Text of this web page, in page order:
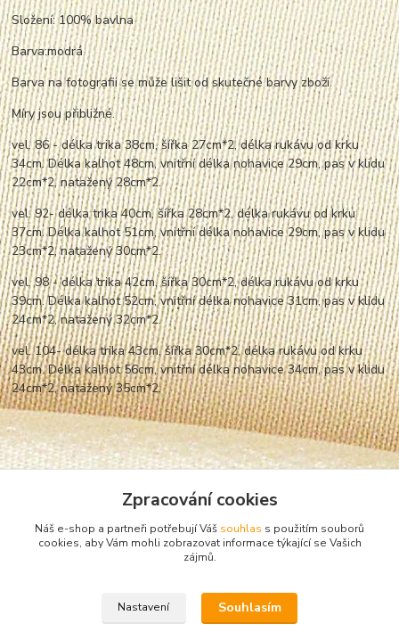
Složení: 100% bavlna
Barva:modrá
Barva na fotografii se může lišit od skutečné barvy zboží.
Míry jsou přibližné.
vel. 86 - délka trika 38cm, šířka 27cm*2, délka rukávu od krku
34cm. Délka kalhot 48cm, vnitřní délka nohavice 29cm, pas v klidu
22cm*2,natažený 28cm*2.
vel. 92- délka trika 40cm, šířka 28cm*2, délka rukávu od krku
37cm. Délka kalhot 51cm, vnitřní délka nohavice 29cm, pas v klidu
23cm*2,natažený 30cm*2.
vel. 98 - délka trika 42cm, šířka 30cm*2, délka rukávu od krku
39cm. Délka kalhot 52cm, vnitřní délka nohavice 31cm, pas v klidu
24cm*2,natažený 32cm*2.
vel. 104- délka trika 43cm, šířka 30cm*2, délka rukávu od krku
43cm. Délka kalhot 56cm, vnitřní délka nohavice 34cm, pas v klidu
24cm*2,natažený 35cm*2.
Zboží zařazeno v kategoriích
Pyžama, noční košile
Zpracování cookies
Náš e-shop a partneři potřebují Váš souhlas s použitím souborů
cookies, aby Vám mohli zobrazovat informace týkající se Vašich
zájmů.
Nastavení Souhlasím